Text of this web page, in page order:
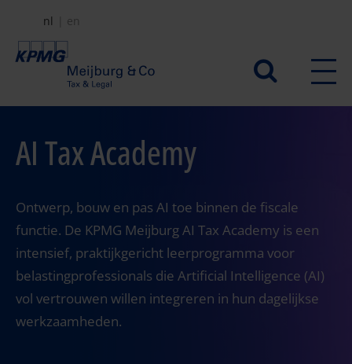
naar
Secundair
menu
nl en
AI Tax Academy
Ontwerp, bouw en pas AI toe binnen de fiscale
functie. De KPMG Meijburg AI Tax Academy is een
intensief, praktijkgericht leerprogramma voor
belastingprofessionals die Artificial Intelligence (AI)
vol vertrouwen willen integreren in hun dagelijkse
werkzaamheden.